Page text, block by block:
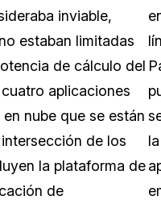
inviable,
estaban limitadas
de cálculo del
aplicaciones
nube que se están
de los
la plataforma de
de
la